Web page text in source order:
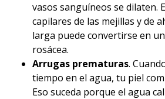
vasos sanguíneos se dilaten.
capilares de las mejillas y de
larga puede convertirse en
rosácea.
Arrugas prematuras.
tiempo en el agua, tu piel
Eso suceda porque el agua